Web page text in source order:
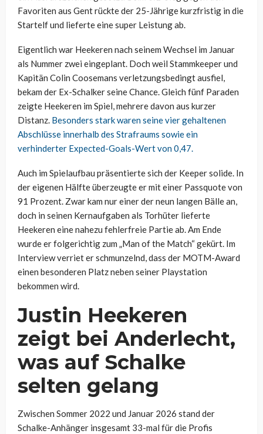
Favoriten aus Gent rückte der 25-Jährige kurzfristig in die
Startelf und lieferte eine super Leistung ab.
Eigentlich war Heekeren nach seinem Wechsel im Januar
als Nummer zwei eingeplant. Doch weil Stammkeeper und
Kapitän Colin Coosemans verletzungsbedingt ausfiel,
bekam der Ex-Schalker seine Chance. Gleich fünf Paraden
zeigte Heekeren im Spiel, mehrere davon aus kurzer
Distanz. Besonders stark waren seine vier gehaltenen
Abschlüsse innerhalb des Strafraums sowie ein
verhinderter Expected-Goals-Wert von 0,47.
Auch im Spielaufbau präsentierte sich der Keeper solide. In
der eigenen Hälfte überzeugte er mit einer Passquote von
91 Prozent. Zwar kam nur einer der neun langen Bälle an,
doch in seinen Kernaufgaben als Torhüter lieferte
Heekeren eine nahezu fehlerfreie Partie ab. Am Ende
wurde er folgerichtig zum „Man of the Match“ gekürt. Im
Interview verriet er schmunzelnd, dass der MOTM-Award
einen besonderen Platz neben seiner Playstation
bekommen wird.
Justin Heekeren
zeigt bei Anderlecht,
was auf Schalke
selten gelang
Zwischen Sommer 2022 und Januar 2026 stand der
Schalke-Anhänger insgesamt 33-mal für die Profis